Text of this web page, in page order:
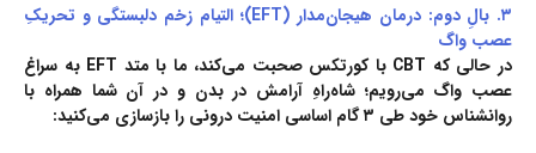
۳. بالِ دوم: درمان هیجان‌مدار (EFT)؛ التیام زخم دلبستگی و تحریکِ
عصب واگ
در حالی که CBT با کورتکس صحبت می‌کند، ما با متد EFT به سراغ
عصب واگ می‌رویم؛ شاه‌راهِ آرامش در بدن و در آن شما همراه با
روانشناس خود طی ۳ گام اساسی امنیت درونی را بازسازی می‌کنید: